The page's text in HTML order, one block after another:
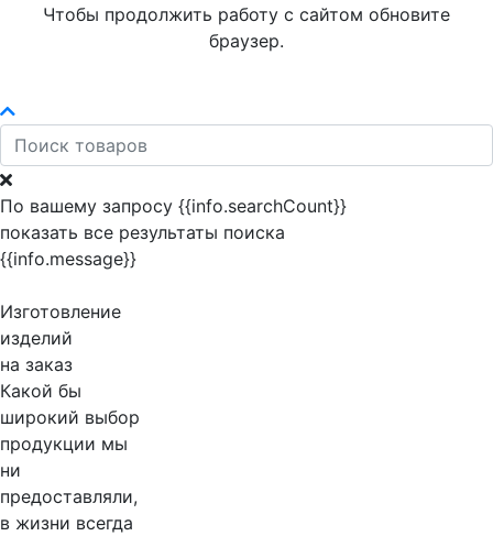
Чтобы продолжить работу с сайтом обновите
браузер.
По вашему запросу {{info.searchCount}}
показать все результаты поиска
{{info.message}}
Изготовление
изделий
на заказ
Какой бы
широкий выбор
продукции мы
ни
предоставляли,
в жизни всегда